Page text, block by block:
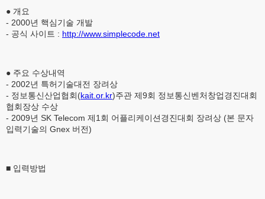
● 개요
- 2000년 핵심기술 개발
- 공식 사이트 : http://www.simplecode.net
● 주요 수상내역
- 2002년 특허기술대전 장려상
- 정보통신산업협회(kait.or.kr)주관 제9회 정보통신벤처창업경진대회
협회장상 수상
- 2009년 SK Telecom 제1회 어플리케이션경진대회 장려상 (본 문자
입력기술의 Gnex 버전)
■ 입력방법